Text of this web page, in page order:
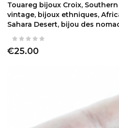
Touareg bijoux Croix,
vintage, bijoux ethniques,
Sahara Desert, bijou des
€25.00